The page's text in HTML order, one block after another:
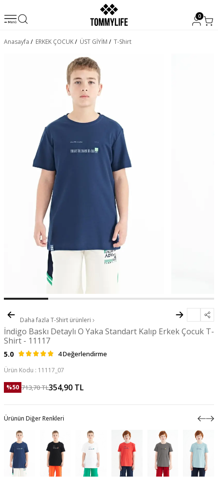
0
Anasayfa / ERKEK ÇOCUK/ ÜST GİYİM / T-Shirt
Daha fazla T-Shirt ürünleri
İndigo Baskı Detaylı O Yaka Standart Kalıp Erkek Çocuk T-
Shirt - 11117
5.0 4 Değerlendirme
Ürün Kodu : 11117_07
%50 713,70TL354,90 TL
Ürünün Diğer Renkleri